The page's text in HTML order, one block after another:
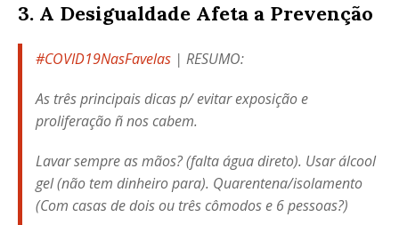
3. A Desigualdade Afeta a Prevenção
#COVID19NasFavelas | RESUMO:
As três principais dicas p/ evitar exposição e
proliferação ñ nos cabem.
Lavar sempre as mãos? (falta água direto). Usar álcool
gel (não tem dinheiro para). Quarentena/isolamento
(Com casas de dois ou três cômodos e 6 pessoas?)